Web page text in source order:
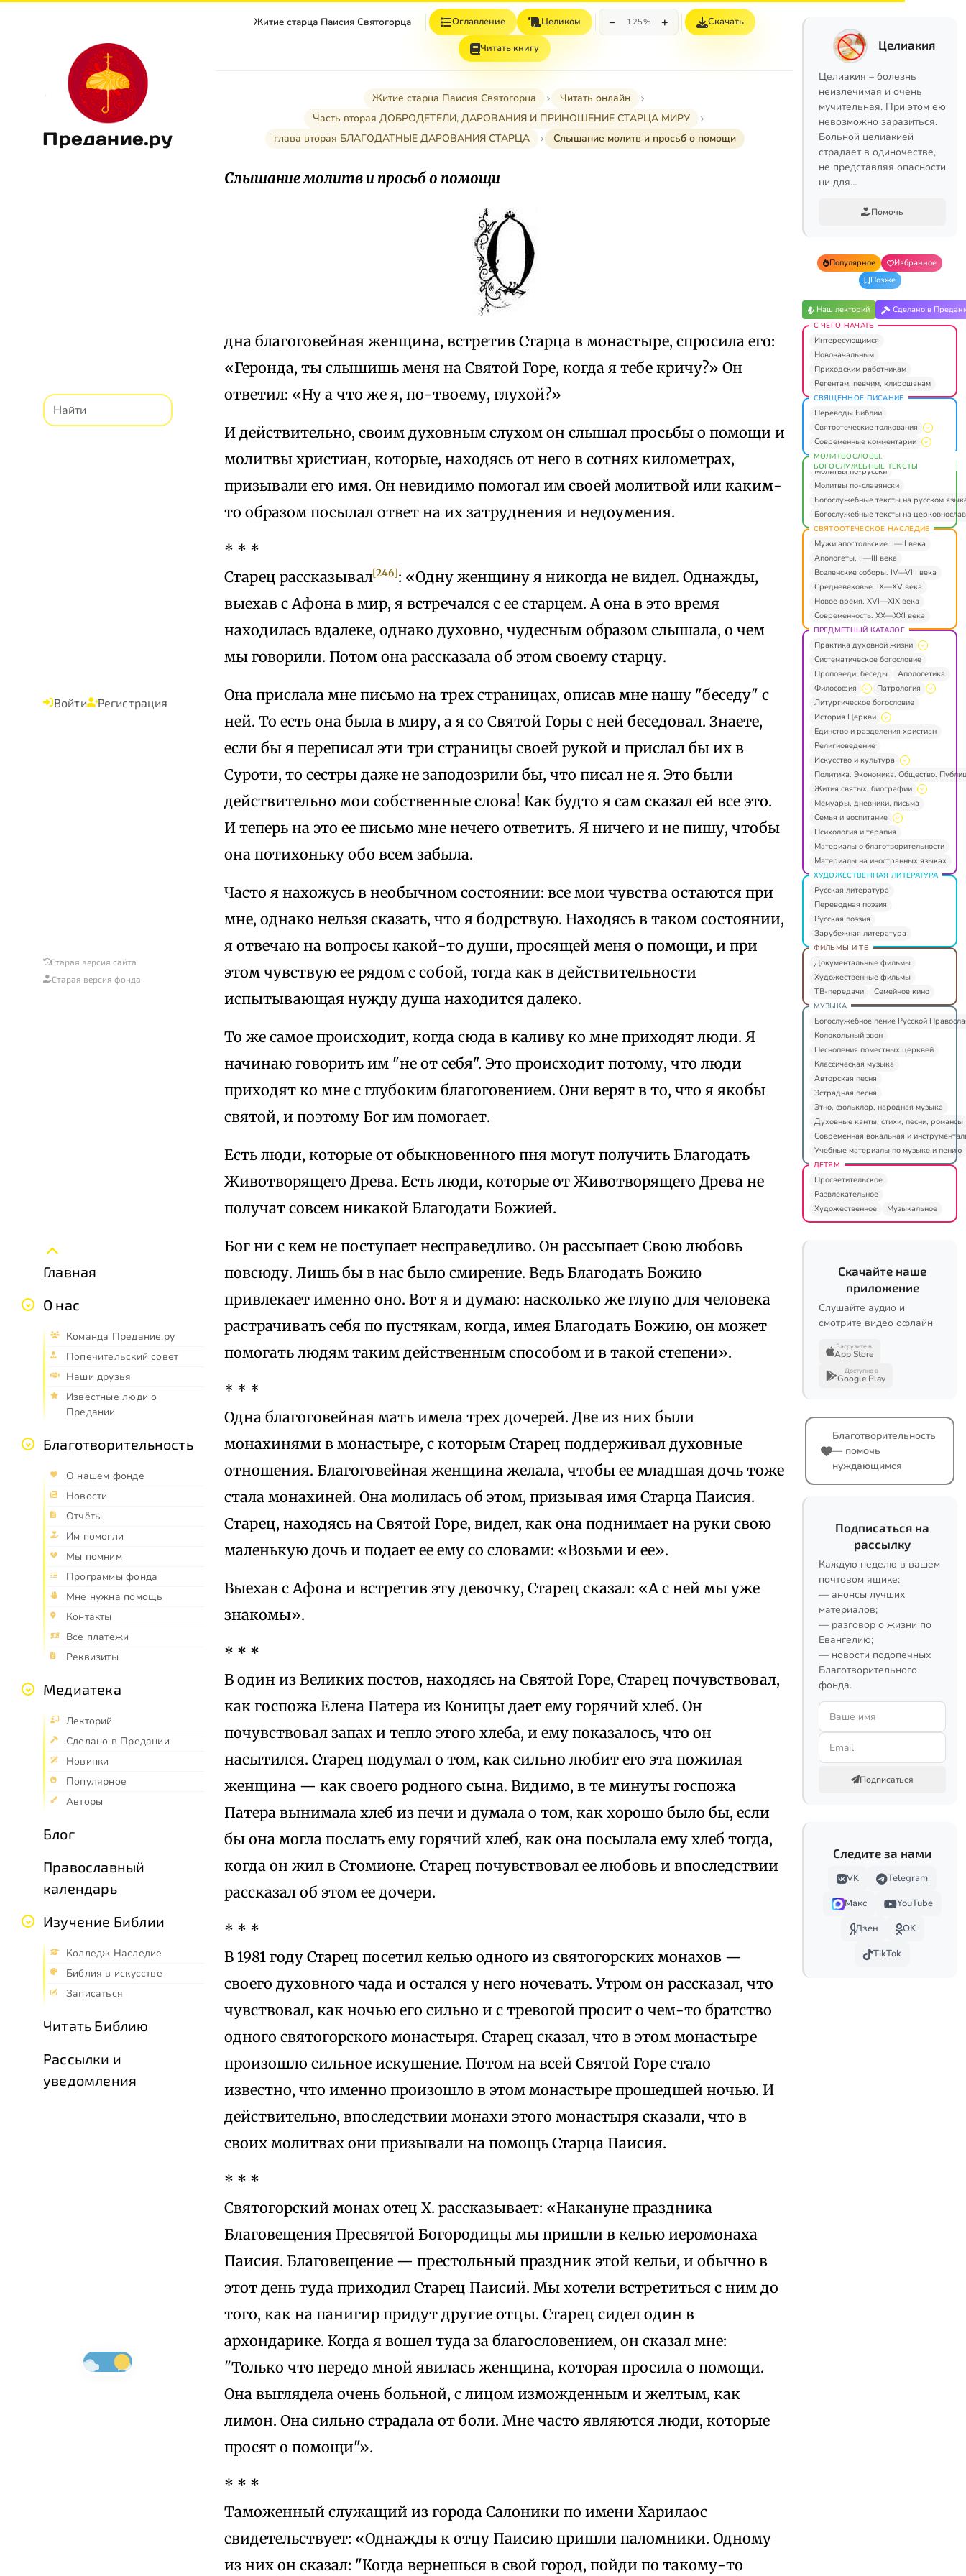
Предание.ру
Войти Регистрация
Старая версия сайта
Старая версия фонда
Главная
О нас
Команда Предание.ру
Попечительский совет
Наши друзья
Известные люди о
Предании
Благотворительность
О нашем фонде
Новости
Отчёты
Им помогли
Мы помним
Программы фонда
Мне нужна помощь
Контакты
Все платежи
Реквизиты
Медиатека
Лекторий
Сделано в Предании
Новинки
Популярное
Авторы
Блог
Православный
календарь
Изучение Библии
Колледж Наследие
Библия в искусстве
Записаться
Читать Библию
Рассылки и
уведомления
Житие старца Паисия Святогорца Оглавление Целиком − 125% + Скачать
Читать книгу
Житие старца Паисия Святогорца
Читать онлайн
Часть вторая ДОБРОДЕТЕЛИ, ДАРОВАНИЯ И ПРИНОШЕНИЕ СТАРЦА МИРУ
глава вторая БЛАГОДАТНЫЕ ДАРОВАНИЯ СТАРЦА
Слышание молитв и просьб о помощи
Слышание молитв и просьб о помощи
дна благоговейная женщина, встретив Старца в монастыре, спросила его:
«Геронда, ты слышишь меня на Святой Горе, когда я тебе кричу?» Он
ответил: «Ну а что же я, по-твоему, глухой?»
И действительно, своим духовным слухом он слышал просьбы о помощи и
молитвы христиан, которые, находясь от него в сотнях километрах,
призывали его имя. Он невидимо помогал им своей молитвой или каким-
то образом посылал ответ на их затруднения и недоумения.
* * *
Старец рассказывал[246]: «Одну женщину я никогда не видел. Однажды,
выехав с Афона в мир, я встречался с ее старцем. А она в это время
находилась вдалеке, однако духовно, чудесным образом слышала, о чем
мы говорили. Потом она рассказала об этом своему старцу.
Она прислала мне письмо на трех страницах, описав мне нашу "беседу" с
ней. То есть она была в миру, а я со Святой Горы с ней беседовал. Знаете,
если бы я переписал эти три страницы своей рукой и прислал бы их в
Суроти, то сестры даже не заподозрили бы, что писал не я. Это были
действительно мои собственные слова! Как будто я сам сказал ей все это.
И теперь на это ее письмо мне нечего ответить. Я ничего и не пишу, чтобы
она потихоньку обо всем забыла.
Часто я нахожусь в необычном состоянии: все мои чувства остаются при
мне, однако нельзя сказать, что я бодрствую. Находясь в таком состоянии,
я отвечаю на вопросы какой-то души, просящей меня о помощи, и при
этом чувствую ее рядом с собой, тогда как в действительности
испытывающая нужду душа находится далеко.
То же самое происходит, когда сюда в каливу ко мне приходят люди. Я
начинаю говорить им "не от себя". Это происходит потому, что люди
приходят ко мне с глубоким благоговением. Они верят в то, что я якобы
святой, и поэтому Бог им помогает.
Есть люди, которые от обыкновенного пня могут получить Благодать
Животворящего Древа. Есть люди, которые от Животворящего Древа не
получат совсем никакой Благодати Божией.
Бог ни с кем не поступает несправедливо. Он рассыпает Свою любовь
повсюду. Лишь бы в нас было смирение. Ведь Благодать Божию
привлекает именно оно. Вот я и думаю: насколько же глупо для человека
растрачивать себя по пустякам, когда, имея Благодать Божию, он может
помогать людям таким действенным способом и в такой степени».
* * *
Одна благоговейная мать имела трех дочерей. Две из них были
монахинями в монастыре, с которым Старец поддерживал духовные
отношения. Благоговейная женщина желала, чтобы ее младшая дочь тоже
стала монахиней. Она молилась об этом, призывая имя Старца Паисия.
Старец, находясь на Святой Горе, видел, как она поднимает на руки свою
маленькую дочь и подает ее ему со словами: «Возьми и ее».
Выехав с Афона и встретив эту девочку, Старец сказал: «А с ней мы уже
знакомы».
* * *
В один из Великих постов, находясь на Святой Горе, Старец почувствовал,
как госпожа Елена Патера из Коницы дает ему горячий хлеб. Он
почувствовал запах и тепло этого хлеба, и ему показалось, что он
насытился. Старец подумал о том, как сильно любит его эта пожилая
женщина — как своего родного сына. Видимо, в те минуты госпожа
Патера вынимала хлеб из печи и думала о том, как хорошо было бы, если
бы она могла послать ему горячий хлеб, как она посылала ему хлеб тогда,
когда он жил в Стомионе. Старец почувствовал ее любовь и впоследствии
рассказал об этом ее дочери.
* * *
В 1981 году Старец посетил келью одного из святогорских монахов —
своего духовного чада и остался у него ночевать. Утром он рассказал, что
чувствовал, как ночью его сильно и с тревогой просит о чем-то братство
одного святогорского монастыря. Старец сказал, что в этом монастыре
произошло сильное искушение. Потом на всей Святой Горе стало
известно, что именно произошло в этом монастыре прошедшей ночью. И
действительно, впоследствии монахи этого монастыря сказали, что в
своих молитвах они призывали на помощь Старца Паисия.
* * *
Святогорский монах отец X. рассказывает: «Накануне праздника
Благовещения Пресвятой Богородицы мы пришли в келью иеромонаха
Паисия. Благовещение — престольный праздник этой кельи, и обычно в
этот день туда приходил Старец Паисий. Мы хотели встретиться с ним до
того, как на панигир придут другие отцы. Старец сидел один в
архондарике. Когда я вошел туда за благословением, он сказал мне:
"Только что передо мной явилась женщина, которая просила о помощи.
Она выглядела очень больной, с лицом изможденным и желтым, как
лимон. Она сильно страдала от боли. Мне часто являются люди, которые
просят о помощи"».
* * *
Таможенный служащий из города Салоники по имени Харилаос
свидетельствует: «Однажды к отцу Паисию пришли паломники. Одному
из них он сказал: "Когда вернешься в свой город, пойди по такому-то
Целиакия
Целиакия – болезнь
неизлечимая и очень
мучительная. При этом ею
невозможно заразиться.
Больной целиакией
страдает в одиночестве,
не представляя опасности
ни для…
Помочь
Популярное
Избранное
Позже
Наш лекторий Сделано в
С ЧЕГО НАЧАТЬ
Интересующимся
Новоначальным
Приходским работникам
Регентам, певчим, клирошанам
СВЯЩЕННОЕ ПИСАНИЕ
Переводы Библии
Святоотеческие толкования
Современные комментарии
МОЛИТВОСЛОВЫ.
БОГОСЛУЖЕБНЫЕ ТЕКСТЫ
Молитвы по-русски
Молитвы по-славянски
Богослужебные тексты на русском
Богослужебные тексты на
СВЯТООТЕЧЕСКОЕ НАСЛЕДИЕ
Мужи апостольские. I—II века
Апологеты. II—III века
Вселенские соборы. IV—VIII века
Средневековье. IX—XV века
Новое время. XVI—XIX века
Современность. XX—XXI века
ПРЕДМЕТНЫЙ КАТАЛОГ
Практика духовной жизни
Систематическое богословие
Проповеди, беседы
Апологетика
Философия
Патрология
Литургическое богословие
История Церкви
Единство и разделения христиан
Религиоведение
Искусство и культура
Политика. Экономика. Общество.
Жития святых, биографии
Мемуары, дневники, письма
Семья и воспитание
Психология и терапия
Материалы о благотворительности
Материалы на иностранных языках
ХУДОЖЕСТВЕННАЯ ЛИТЕРАТУРА
Русская литература
Переводная поэзия
Русская поэзия
Зарубежная литература
ФИЛЬМЫ И ТВ
Документальные фильмы
Художественные фильмы
ТВ-передачи
Семейное кино
МУЗЫКА
Богослужебное пение Русской
Колокольный звон
Песнопения поместных церквей
Классическая музыка
Авторская песня
Эстрадная песня
Этно, фольклор, народная музыка
Духовные канты, стихи, песни, романсы
Современная вокальная и
Учебные материалы по музыке и пению
ДЕТЯМ
Просветительское
Развлекательное
Художественное
Музыкальное
Скачайте наше
приложение
Слушайте аудио и
смотрите видео офлайн
Загрузите в
App Store
Доступно в
Google Play
Благотворительность
— помочь
нуждающимся
Подписаться на
рассылку
Каждую неделю в вашем
почтовом ящике:
— анонсы лучших
материалов;
— разговор о жизни по
Евангелию;
— новости подопечных
Благотворительного
фонда.
Подписаться
Следите за нами
VK
Telegram
Макс
YouTube
Дзен
OK
TikTok